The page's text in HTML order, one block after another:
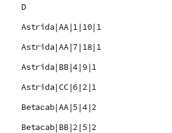
D
Astrida|AA|1|10|1
Astrida|AA|7|18|1
Astrida|BB|4|9|1
Astrida|CC|6|2|1
Betacab|AA|5|4|2
Betacab|BB|2|5|2